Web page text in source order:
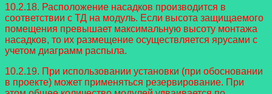
10.2.18. Расположение насадков производится в
соответствии с ТД на модуль. Если высота защищаемого
помещения превышает максимальную высоту монтажа
насадков, то их размещение осуществляется ярусами с
учетом диаграмм распыла.
10.2.19. При использовании установки (при обосновании
в проекте) может применяться резервирование. При